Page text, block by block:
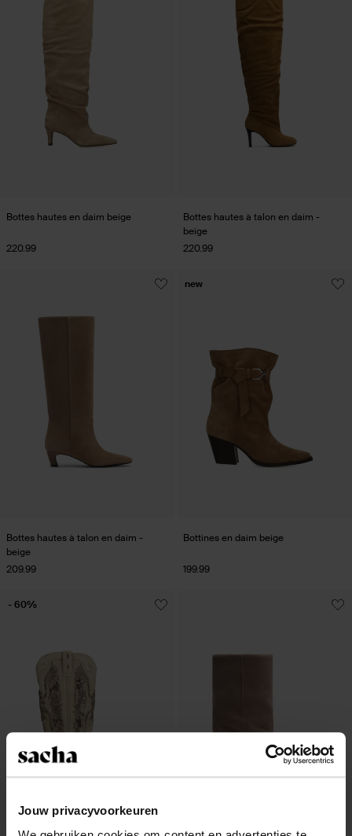
Jouw privacyvoorkeuren
Bottes hautes en daim beige
220.99
Bottes hautes à talon en daim -
beige
220.99
Bottes hautes à talon en daim -
beige
209.99
Bottines en daim beige
199.99
new
- 60%